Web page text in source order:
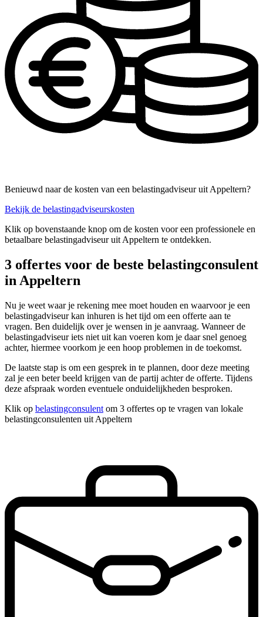
Benieuwd naar de kosten van een belastingadviseur uit Appeltern?
Bekijk de belastingadviseurskosten
Klik op bovenstaande knop om de kosten voor een professionele en
betaalbare belastingadviseur uit Appeltern te ontdekken.
3 offertes voor de beste belastingconsulent
in Appeltern
Nu je weet waar je rekening mee moet houden en waarvoor je een
belastingadviseur kan inhuren is het tijd om een offerte aan te
vragen. Ben duidelijk over je wensen in je aanvraag. Wanneer de
belastingadviseur iets niet uit kan voeren kom je daar snel genoeg
achter, hiermee voorkom je een hoop problemen in de toekomst.
De laatste stap is om een gesprek in te plannen, door deze meeting
zal je een beter beeld krijgen van de partij achter de offerte. Tijdens
deze afspraak worden eventuele onduidelijkheden besproken.
Klik op belastingconsulent om 3 offertes op te vragen van lokale
belastingconsulenten uit Appeltern